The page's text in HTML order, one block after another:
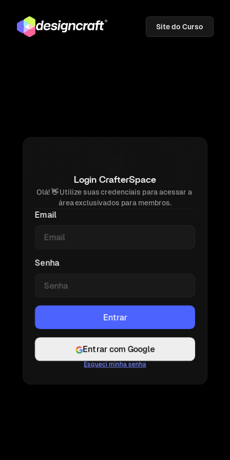
Site do Curso
Login CrafterSpace
Olá! 👋 Utilize suas credenciais para acessar a
área exclusivados para membros.
Email
Senha
Entrar com Google
Esqueci minha senha